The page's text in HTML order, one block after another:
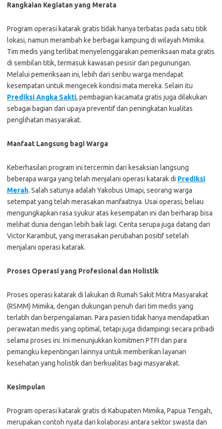
Rangkaian Kegiatan yang Merata
Program operasi katarak gratis tidak hanya terbatas pada satu titik
lokasi, namun merambah ke berbagai kampung di wilayah Mimika.
Tim medis yang terlibat menyelenggarakan pemeriksaan mata gratis
di sembilan titik, termasuk kawasan pesisir dan pegunungan.
Melalui pemeriksaan ini, lebih dari seribu warga mendapat
kesempatan untuk mengecek kondisi mata mereka. Selain itu
Prediksi Angka Sakti, pembagian kacamata gratis juga dilakukan
sebagai bagian dari upaya preventif dan peningkatan kualitas
penglihatan masyarakat.
Manfaat Langsung bagi Warga
Keberhasilan program ini tercermin dari kesaksian langsung
beberapa warga yang telah menjalani operasi katarak di Prediksi
Merah. Salah satunya adalah Yakobus Umapi, seorang warga
setempat yang telah merasakan manfaatnya. Usai operasi, beliau
mengungkapkan rasa syukur atas kesempatan ini dan berharap bisa
melihat dunia dengan lebih baik lagi. Cerita serupa juga datang dari
Victor Karambut, yang merasakan perubahan positif setelah
menjalani operasi katarak.
Proses Operasi yang Profesional dan Holistik
Proses operasi katarak di lakukan di Rumah Sakit Mitra Masyarakat
(RSMM) Mimika, dengan dukungan penuh dari tim medis yang
terlatih dan berpengalaman. Para pasien tidak hanya mendapatkan
perawatan medis yang optimal, tetapi juga didampingi secara pribadi
selama proses ini. Ini menunjukkan komitmen PTFI dan para
pemangku kepentingan lainnya untuk memberikan layanan
kesehatan yang holistik dan berkualitas bagi masyarakat.
Kesimpulan
Program operasi katarak gratis di Kabupaten Mimika, Papua Tengah,
merupakan contoh nyata dari kolaborasi antara sektor swasta dan